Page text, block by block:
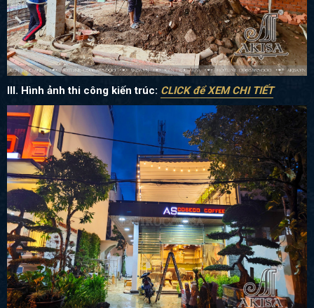
III. Hình ảnh thi công kiến trúc: CLICK để XEM CHI TIẾT